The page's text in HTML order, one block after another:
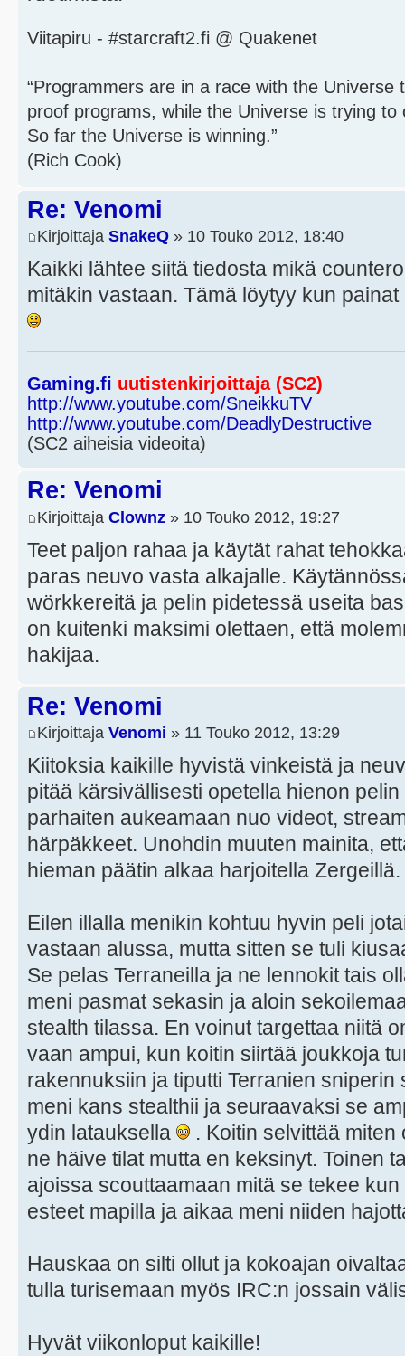
Viitapiru - #starcraft2.fi @ Quakenet
“Programmers are in a race with the
proof programs, while the Universe is trying
So far the Universe is winning.”
(Rich Cook)
Re: Venomi
Kirjoittaja SnakeQ » 10 Touko 2012, 18:40
Kaikki lähtee siitä tiedosta mikä
mitäkin vastaan. Tämä löytyy kun
Gaming.fi uutistenkirjoittaja (SC2)
http://www.youtube.com/SneikkuTV
http://www.youtube.com/DeadlyDestructive
(SC2 aiheisia videoita)
Re: Venomi
Kirjoittaja Clownz » 10 Touko 2012, 19:27
Teet paljon rahaa ja käytät rahat
paras neuvo vasta alkajalle.
wörkkereitä ja pelin pidetessä useita
on kuitenki maksimi olettaen, että
hakijaa.
Re: Venomi
Kirjoittaja Venomi » 11 Touko 2012, 13:29
Kiitoksia kaikille hyvistä vinkeistä ja
pitää kärsivällisesti opetella hienon
parhaiten aukeamaan nuo videot,
härpäkkeet. Unohdin muuten mainita,
hieman päätin alkaa harjoitella Zergeillä.
Eilen illalla menikin kohtuu hyvin peli
vastaan alussa, mutta sitten se tuli
Se pelas Terraneilla ja ne lennokit tais
meni pasmat sekasin ja aloin
stealth tilassa. En voinut targettaa niitä
vaan ampui, kun koitin siirtää joukkoja
rakennuksiin ja tiputti Terranien
meni kans stealthii ja seuraavaksi se
ydin latauksella
. Koitin selvittää
ne häive tilat mutta en keksinyt. Toinen
ajoissa scouttaamaan mitä se tekee
esteet mapilla ja aikaa meni niiden
Hauskaa on silti ollut ja kokoajan
tulla turisemaan myös IRC:n jossain
Hyvät viikonloput kaikille!